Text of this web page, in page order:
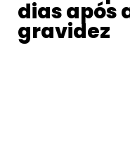
dias após
gravidez